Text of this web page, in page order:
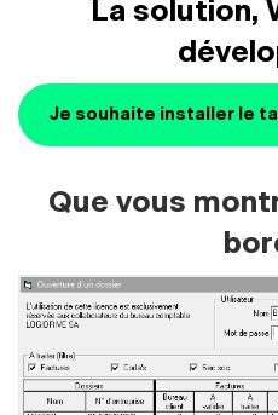
La solution,
Je souhaite installer le
Que vous